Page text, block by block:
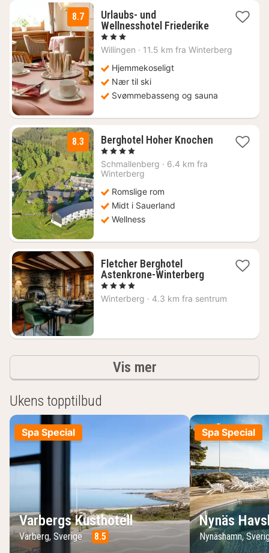
8.7
Urlaubs- und
Wellnesshotel Friederike2
fra
1474
, 3 Stjerner
Willingen · 11.5 km fra Winterberg
Hjemmekoseligt
Nær til ski
Svømmebasseng og sauna
8.3
Berghotel Hoher Knochen
1
natt
fra
kr.
, 4 Stjerner
Schmallenberg · 6.4 km fra
Winterberg
Romslige rom
Midt i Sauerland
Wellness
Fletcher Berghotel
Astenkrone-Winterberg1
fra
, 4 Stjerner
Winterberg · 4.3 km fra sentrum
Vis merResultater
Ukens topptilbud
Spa Special
Varbergs Kusthotell
Varberg, Sverige 8.5
Spa Special
Nynäs
Nynäshamn,